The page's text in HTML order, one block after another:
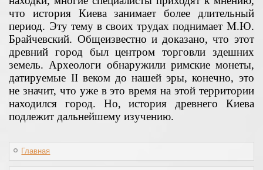
что история Киева занимает более длительный
период. Эту тему в своих трудах поднимает М.Ю.
Брайчевский. Общеизвестно и доказано, что этот
древний город был центром торговли здешних
земель. Археологи обнаружили римские монеты,
датируемые II веком до нашей эры, конечно, это
не значит, что уже в это время на этой территории
находился город. Но, история древнего Киева
подлежит дальнейшему изучению.
Главная